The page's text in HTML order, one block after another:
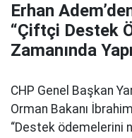
Erhan
“Çiftçi Destek
Zamanında
CHP Genel Başkan
Orman Bakanı
“Destek ödemelerini